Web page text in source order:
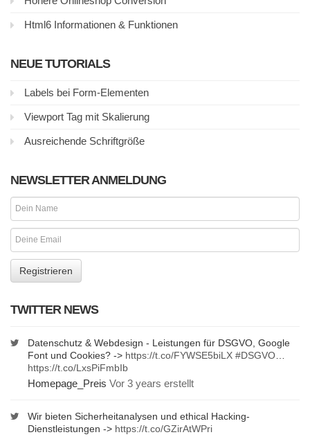
Html6 Informationen & Funktionen
NEUE TUTORIALS
Labels bei Form-Elementen
Viewport Tag mit Skalierung
Ausreichende Schriftgröße
NEWSLETTER ANMELDUNG
TWITTER NEWS
Datenschutz & Webdesign - Leistungen für DSGVO, Google
Font und Cookies? -> https://t.co/FYWSE5biLX #DSGVO
https://t.co/LxsPiFmbIb
Homepage_Preis Vor 3 years erstellt
Wir bieten Sicherheitanalysen und ethical Hacking-
Dienstleistungen -> https://t.co/GZirAtWPri